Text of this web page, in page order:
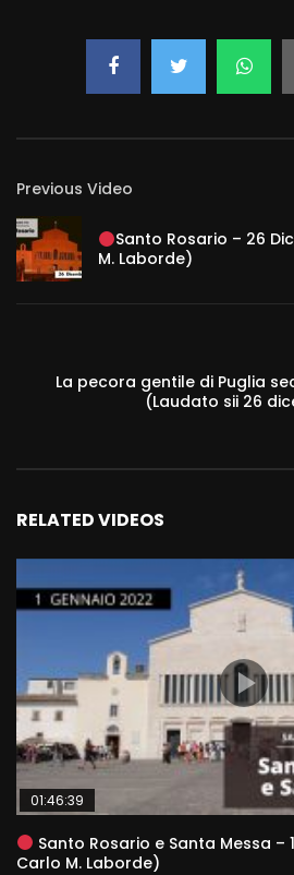
Dicembre 2021 (fr.
Natale – 25
Franco Moscone)
Previous Video
Santo Rosario – 26
M. Laborde)
La pecora gentile di Puglia
(Laudato sii 26
RELATED VIDEOS
01:46:39
Santo Rosario e Santa Messa –
Carlo M. Laborde)